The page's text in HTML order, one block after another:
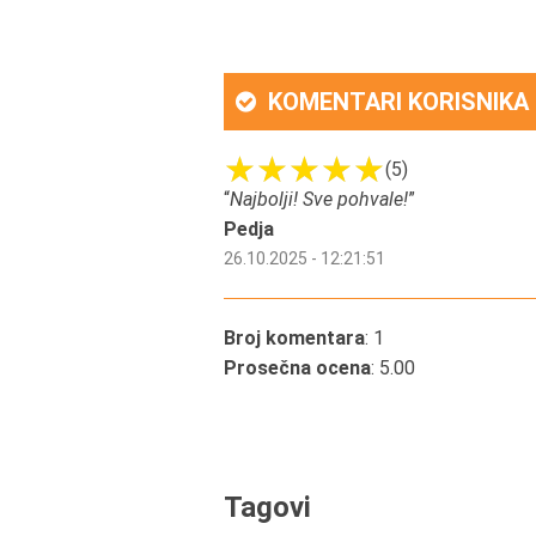
KOMENTARI KORISNIKA
(5)
“Najbolji! Sve pohvale!”
Pedja
26.10.2025 - 12:21:51
Broj komentara: 1
Prosečna ocena: 5.00
Tagovi